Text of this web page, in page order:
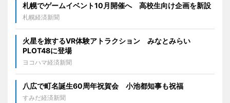
札幌でゲームイベント10月開催へ 高校生向け企画を新設
札幌経済新聞
火星を旅するVR体験アトラクション みなとみらい
PLOT48に登場
ヨコハマ経済新聞
八広で町名誕生60周年祝賀会 小池都知事も祝福
すみだ経済新聞